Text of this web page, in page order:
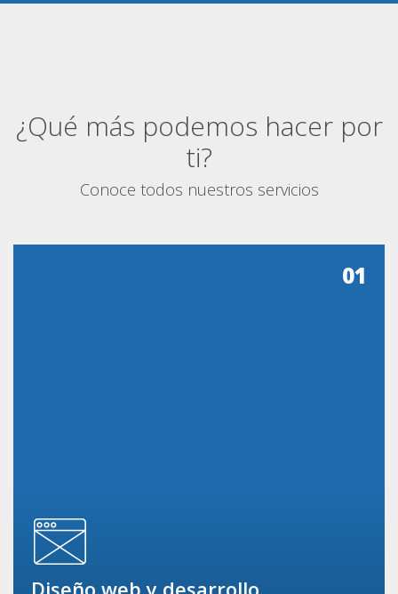
¿Qué más podemos hacer por
ti?
Conoce todos nuestros servicios
01